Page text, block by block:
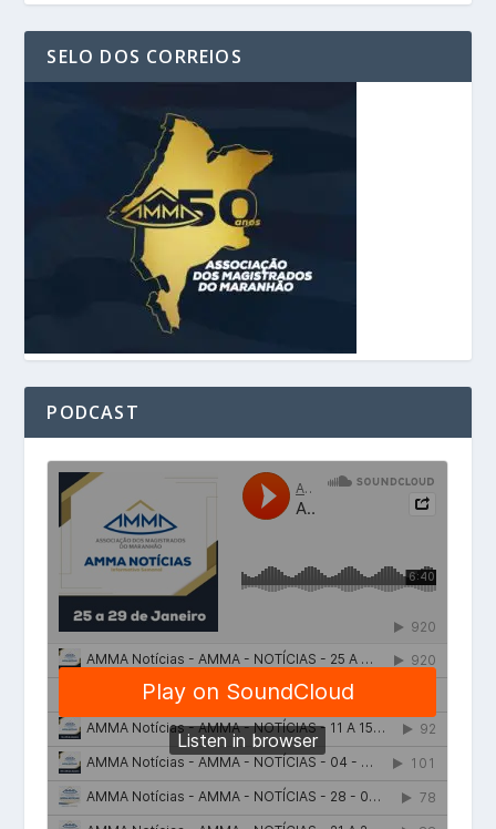
SELO DOS CORREIOS
PODCAST